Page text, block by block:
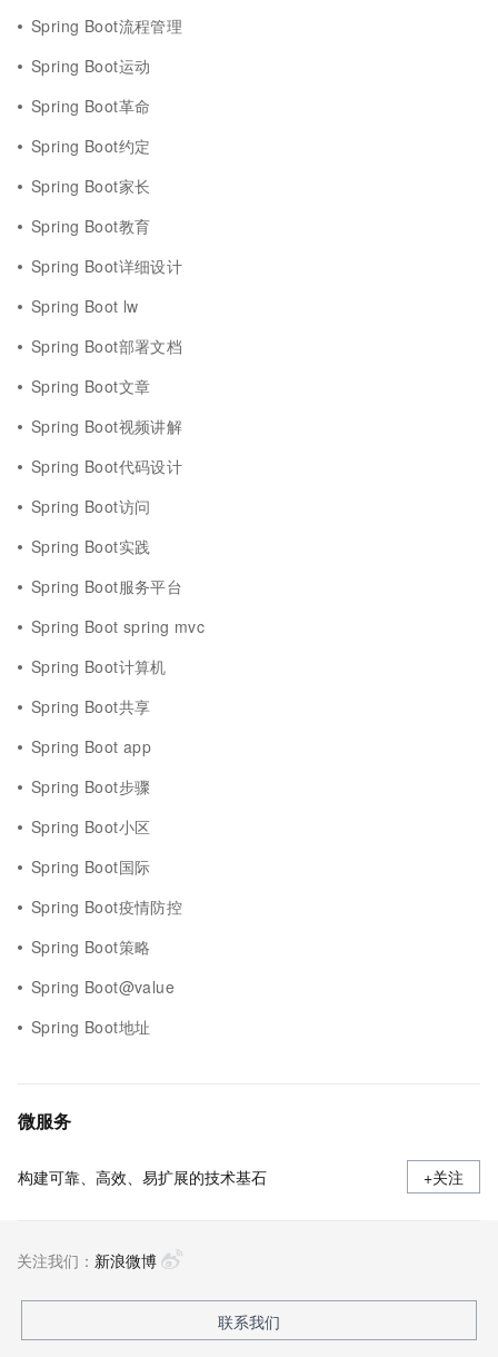
Spring Boot流程管理
Spring Boot运动
Spring Boot革命
Spring Boot约定
Spring Boot家长
Spring Boot教育
Spring Boot详细设计
Spring Boot lw
Spring Boot部署文档
Spring Boot文章
Spring Boot视频讲解
Spring Boot代码设计
Spring Boot访问
Spring Boot实践
Spring Boot服务平台
Spring Boot spring mvc
Spring Boot计算机
Spring Boot共享
Spring Boot app
Spring Boot步骤
Spring Boot小区
Spring Boot国际
Spring Boot疫情防控
Spring Boot策略
Spring Boot@value
Spring Boot地址
微服务
构建可靠、高效、易扩展的技术基石 +关注
关注我们： 新浪微博
联系我们